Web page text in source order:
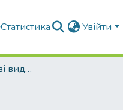
Статистика Увійти
Навчальні та наукові видання